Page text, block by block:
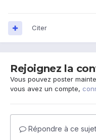
Citer
Rejoignez la
Vous pouvez poster
vous avez un compte,
Répondre à ce